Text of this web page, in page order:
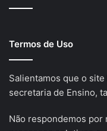
Termos de Uso
Salientamos que o
secretaria de Ensino,
Não respondemos por